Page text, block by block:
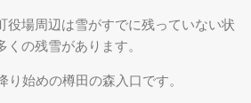
役場周辺は雪がすでに残っていない状
の残雪があります。
り始めの樽田の森入口です。